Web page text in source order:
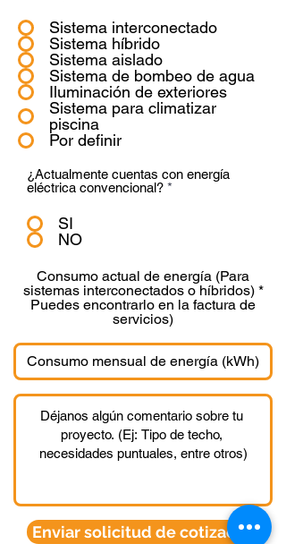
Sistema interconectado
Sistema híbrido
Sistema aislado
Sistema de bombeo de agua
Iluminación de exteriores
Sistema para climatizar
piscina
Por definir
¿Actualmente cuentas con energía
eléctrica convencional? *
SI
NO
Consumo actual de energía (Para
sistemas interconectados o híbridos) *
Puedes encontrarlo en la factura de
servicios)
Enviar solicitud de cotización